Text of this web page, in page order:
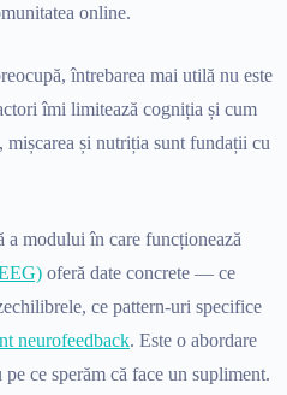
online.
întrebarea mai utilă nu este
îmi limitează cogniția și cum
și nutriția sunt fundații cu
modului în care funcționează
oferă date concrete — ce
ce pattern-uri specifice
neurofeedback. Este o abordare
ce sperăm că face un supliment.